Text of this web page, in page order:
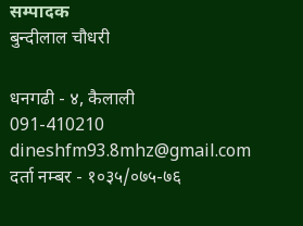
सम्पादक
बुन्दीलाल चौधरी
धनगढी - ४, कैलाली
091-410210
dineshfm93.8mhz@gmail.com
दर्ता नम्बर - १०३५/०७५-७६